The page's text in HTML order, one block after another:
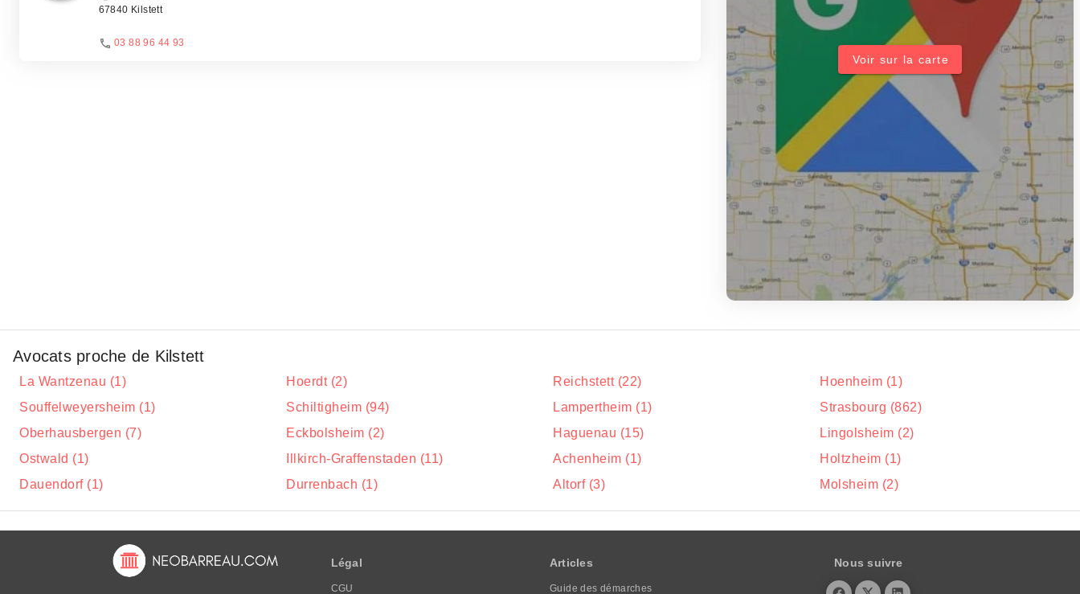
67840 Kilstett
03 88 96 44 93
Voir sur la carte
Avocats proche de Kilstett
La Wantzenau (1) Hoerdt (2) Reichstett (22)
Hoenheim (1)
Souffelweyersheim (1)
Schiltigheim (94) Lampertheim (1)
Strasbourg (862)
Oberhausbergen (7)
Eckbolsheim (2) Haguenau (15)
Lingolsheim (2)
Ostwald (1)
Illkirch-Graffenstaden (11) Achenheim (1)
Holtzheim (1)
Dauendorf (1)
Durrenbach (1) Altorf (3) Molsheim (2)
Légal
CGU
Articles
Guide des démarches
Nous suivre